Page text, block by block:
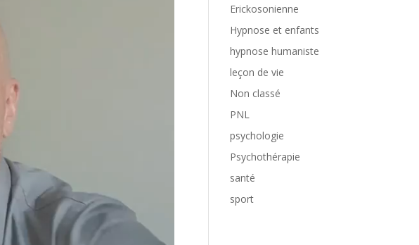
Erickosonienne
Hypnose et enfants
hypnose humaniste
leçon de vie
Non classé
PNL
psychologie
Psychothérapie
santé
sport